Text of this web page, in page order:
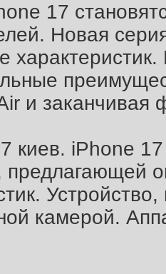
17
Новая
и заканчивая
киев. iPhone
предлагающей
камерой.